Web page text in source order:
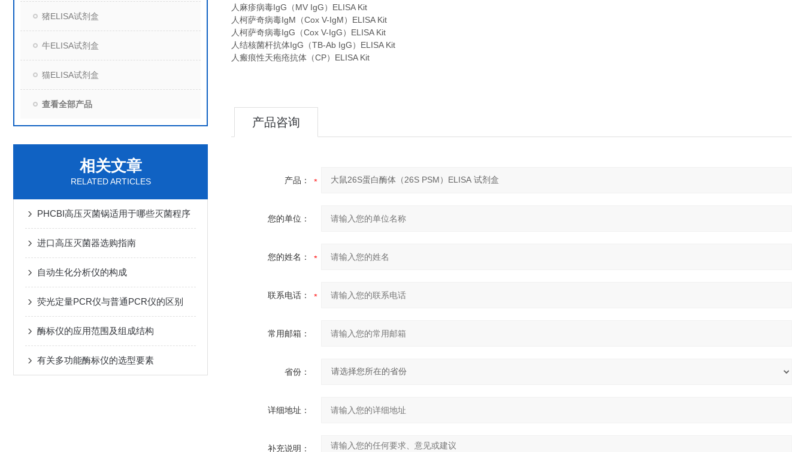
猪ELISA试剂盒
牛ELISA试剂盒
猫ELISA试剂盒
查看全部产品
相关文章
RELATED ARTICLES
PHCBI高压灭菌锅适用于哪些灭菌程序
进口高压灭菌器选购指南
自动生化分析仪的构成
荧光定量PCR仪与普通PCR仪的区别
酶标仪的应用范围及组成结构
有关多功能酶标仪的选型要素
人麻疹病毒IgG（MV IgG）ELISA Kit
人柯萨奇病毒IgM（Cox V-IgM）ELISA Kit
人柯萨奇病毒IgG（Cox V-IgG）ELISA Kit
人结核菌杆抗体IgG（TB-Ab IgG）ELISA Kit
人瘢痕性天疱疮抗体（CP）ELISA Kit
产品咨询
产品：
您的单位：
您的姓名：
联系电话：
常用邮箱：
省份：
详细地址：
补充说明：